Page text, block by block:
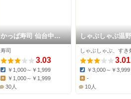
かっぱ寿司 仙台中野
栄店
寿司
3.03
Dinner:
￥1,000～￥1,999
Lunch:
￥1,000～￥1,999
30人
しゃぶしゃぶ温
多賀城店
3.01
Dinner:
￥3,000～￥3,999
Lunch:
-
10人